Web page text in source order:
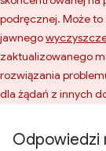
podręcznej. Może to
jawnego
zaktualizowanego
rozwiązania
dla żądań z innych
Odpowiedzi